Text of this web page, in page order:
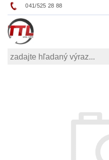
041/525 28 88